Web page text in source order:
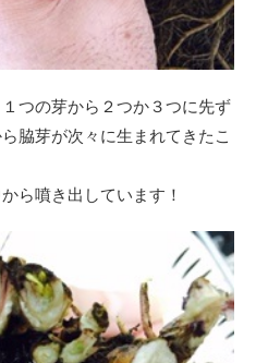
つの芽から２つか３つに先ず
脇芽が次々に生まれてきたこ
ら噴き出しています！